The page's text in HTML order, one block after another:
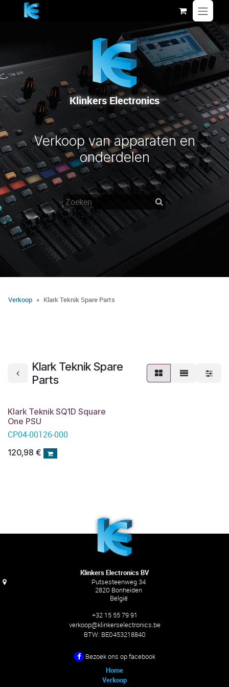
Overslaan naar inhoud
Klinkers Electronics
Verkoop van apparaten en
onderdelen
Verkoop Klark Teknik Spare Parts
Klark Teknik Spare
Parts
Klark Teknik SQ1D Square
One PSU
CP04-00126-000
120,98 €
Klinkers Electronics BV
Putsesteenweg 34
2820 Bonheiden
België
+32 15 55 79 91
verkoop@klinkerselectronics.be
BTW: BE0453218840
Bezoek ons ​​op facebook
Home
Verkoop